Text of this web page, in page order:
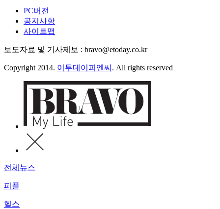
PC버전
공지사항
사이트맵
보도자료 및 기사제보 : bravo@etoday.co.kr
Copyright 2014. 이투데이피엔씨 . All rights reserved
전체뉴스
피플
헬스